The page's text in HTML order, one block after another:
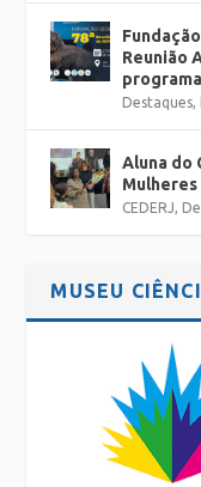
Reunião
Destaques,
Aluna do
CEDERJ,
MUSEU